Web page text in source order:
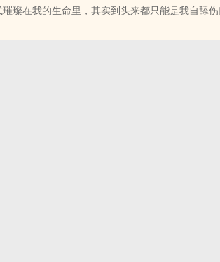
璨在我的生命里，其实到头来都只能是我自舔伤